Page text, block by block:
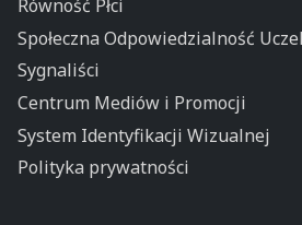
Równość Płci
Społeczna Odpowiedzialność
Sygnaliści
Centrum Mediów i Promocji
System Identyfikacji Wizualnej
Polityka prywatności